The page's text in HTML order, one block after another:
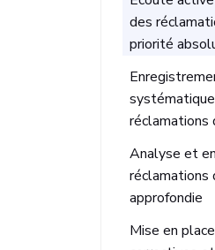
des
priorité
réclamations
Analyse et
réclamations
approfondie
Mise en